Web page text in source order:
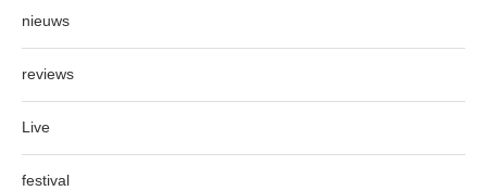
nieuws
reviews
Live
festival